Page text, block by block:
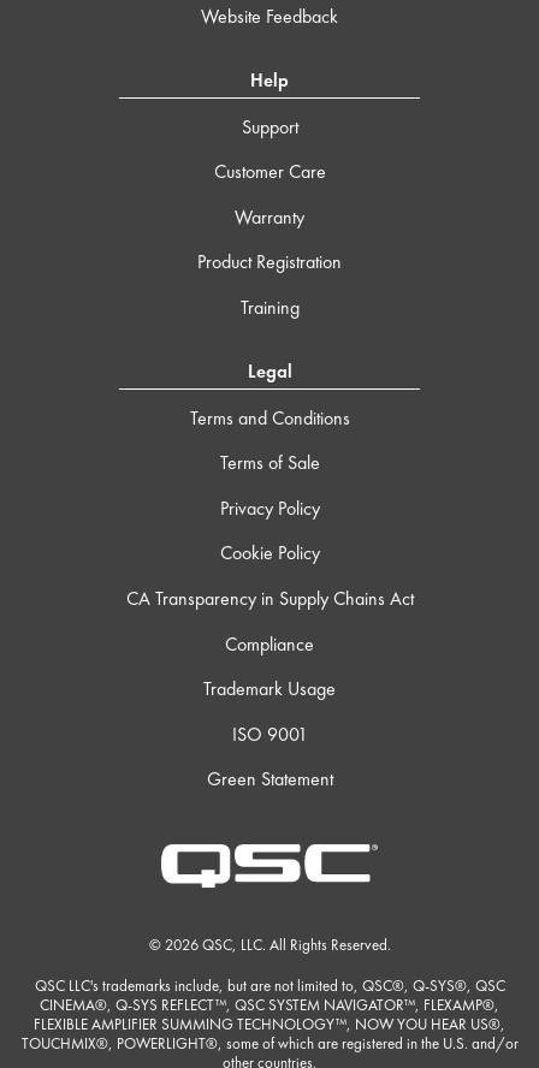
Website Feedback
Help
Support
Customer Care
Warranty
Product Registration
Training
Legal
Terms and Conditions
Terms of Sale
Privacy Policy
Cookie Policy
CA Transparency in Supply Chains Act
Compliance
Trademark Usage
ISO 9001
Green Statement
© 2026 QSC, LLC. All Rights Reserved.
QSC LLC's trademarks include, but are not limited to, QSC®, Q-SYS®, QSC
CINEMA®, Q-SYS REFLECT™, QSC SYSTEM NAVIGATOR™, FLEXAMP®,
FLEXIBLE AMPLIFIER SUMMING TECHNOLOGY™, NOW YOU HEAR US®,
TOUCHMIX®, POWERLIGHT®, some of which are registered in the U.S. and/or
other countries.